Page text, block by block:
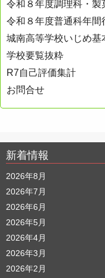
令和８年度調理科・製
令和８年度普通科年間
城南高等学校いじめ基
学校要覧抜粋
R7自己評価集計
お問合せ
新着情報
2026年8月
2026年7月
2026年6月
2026年5月
2026年4月
2026年3月
2026年2月